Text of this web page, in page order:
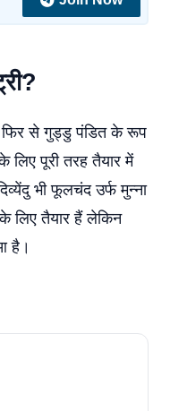
से गुड्डु पंडित के रूप
पूरी तरह तैयार में
भी फूलचंद उर्फ मुन्ना
लिए तैयार हैं लेकिन
है।